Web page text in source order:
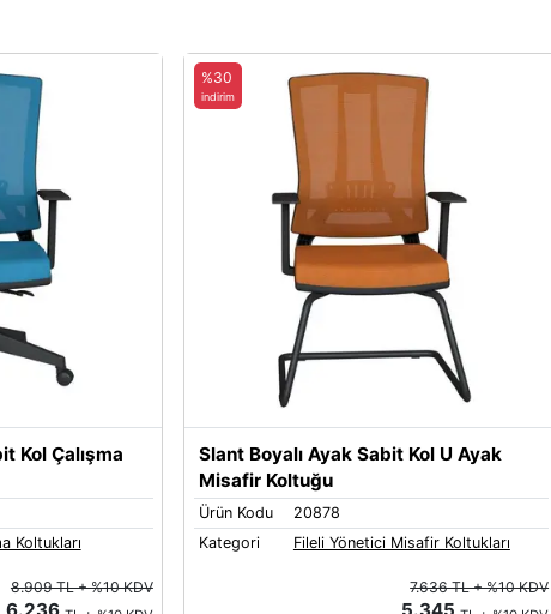
Kol Çalışma
Koltukları
8.909 TL + %10 KDV
Slant Boyalı Ayak Sabit Kol U Ayak
Misafir Koltuğu
Ürün Kodu
20878
Kategori
Fileli Yönetici Misafir Koltukları
%30
indirim
7.636 TL + %10 KDV